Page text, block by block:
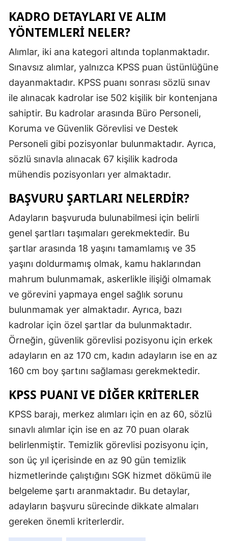
Kastamonu
Kayseri
Kırklareli
Kırşehir
Malatya
Manisa
Mardin
Muğla
Nevşehir
Niğde
Ordu
Sakarya
Samsun
Siirt
Sinop
Sivas
Tekirdağ
KADRO DETAYLARI VE ALIM
YÖNTEMLERI NELER?
Alımlar, iki ana kategori altında toplanmaktadır.
Sınavsız alımlar, yalnızca KPSS puan üstünlüğüne
dayanmaktadır. KPSS puanı sonrası sözlü sınav
ile alınacak kadrolar ise 502 kişilik bir kontenjana
sahiptir. Bu kadrolar arasında Büro Personeli,
Koruma ve Güvenlik Görevlisi ve Destek
Personeli gibi pozisyonlar bulunmaktadır. Ayrıca,
sözlü sınavla alınacak 67 kişilik kadroda
mühendis pozisyonları yer almaktadır.
BAŞVURU ŞARTLARI NELERDIR?
Adayların başvuruda bulunabilmesi için belirli
genel şartları taşımaları gerekmektedir. Bu
şartlar arasında 18 yaşını tamamlamış ve 35
yaşını doldurmamış olmak, kamu haklarından
mahrum bulunmamak, askerlikle ilişiği olmamak
ve görevini yapmaya engel sağlık sorunu
bulunmamak yer almaktadır. Ayrıca, bazı
kadrolar için özel şartlar da bulunmaktadır.
Örneğin, güvenlik görevlisi pozisyonu için erkek
adayların en az 170 cm, kadın adayların ise en az
160 cm boy şartını sağlaması gerekmektedir.
KPSS PUANI VE DIĞER KRITERLER
KPSS barajı, merkez alımları için en az 60, sözlü
sınavlı alımlar için ise en az 70 puan olarak
belirlenmiştir. Temizlik görevlisi pozisyonu için,
son üç yıl içerisinde en az 90 gün temizlik
hizmetlerinde çalıştığını SGK hizmet dökümü ile
belgeleme şartı aranmaktadır. Bu detaylar,
adayların başvuru sürecinde dikkate almaları
gereken önemli kriterlerdir.